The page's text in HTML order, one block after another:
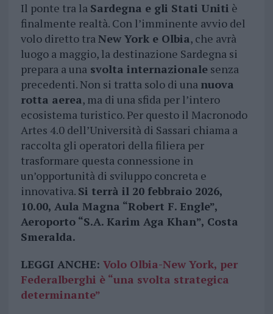
Il ponte tra la Sardegna e gli Stati Uniti è
finalmente realtà. Con l’imminente avvio del
volo diretto traNew York e Olbia, che avrà
luogo a maggio, la destinazione Sardegna si
prepara a unasvolta internazionalesenza
precedenti. Non si tratta solo di una nuova
rotta aerea, ma di una sfida per l’intero
ecosistema turistico. Per questo il Macronodo
Artes 4.0 dell’Università di Sassari chiama a
raccolta gli operatori della filiera per
trasformare questa connessione in
un’opportunità di sviluppo concreta e
innovativa. Si terrà il 20 febbraio 2026,
10.00, Aula Magna “Robert F. Engle”,
Aeroporto “S.A. Karim Aga Khan”, Costa
Smeralda.
LEGGI ANCHE: Volo Olbia-New York, per
Federalberghi è “una svolta strategica
determinante”